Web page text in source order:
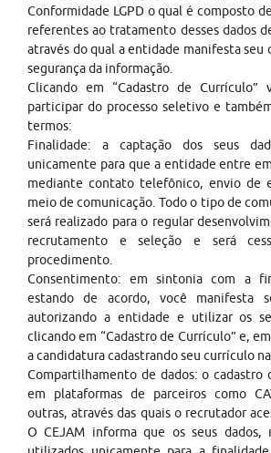
Conformidade LGPD o qual é composto
referentes ao tratamento desses dados
através do qual a entidade manifesta seu
segurança da informação.
Clicando em “Cadastro de Currículo”
participar do processo seletivo e
termos:
Finalidade: a captação dos seus
unicamente para que a entidade entre
mediante contato telefônico, envio de
meio de comunicação. Todo o tipo de
será realizado para o regular
recrutamento e seleção e será
procedimento.
Consentimento: em sintonia com a
estando de acordo, você manifesta
autorizando a entidade e utilizar os
clicando em “Cadastro de Currículo” e,
a candidatura cadastrando seu currículo
Compartilhamento de dados: o
em plataformas de parceiros como
outras, através das quais o recrutador
O CEJAM informa que os seus dados,